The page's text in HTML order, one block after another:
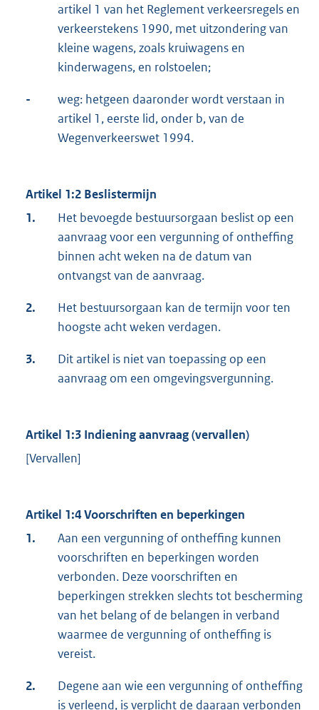
artikel 1 van het Reglement verkeersregels en
verkeerstekens 1990, met uitzondering van
kleine wagens, zoals kruiwagens en
kinderwagens, en rolstoelen;
-
weg: hetgeen daaronder wordt verstaan in
artikel 1, eerste lid, onder b, van de
Wegenverkeerswet 1994.
Artikel 1:2 Beslistermijn
1.
Het bevoegde bestuursorgaan beslist op een
aanvraag voor een vergunning of ontheffing
binnen acht weken na de datum van
ontvangst van de aanvraag.
2.
Het bestuursorgaan kan de termijn voor ten
hoogste acht weken verdagen.
3.
Dit artikel is niet van toepassing op een
aanvraag om een omgevingsvergunning.
Artikel 1:3 Indiening aanvraag (vervallen)
[Vervallen]
Artikel 1:4 Voorschriften en beperkingen
1.
Aan een vergunning of ontheffing kunnen
voorschriften en beperkingen worden
verbonden. Deze voorschriften en
beperkingen strekken slechts tot bescherming
van het belang of de belangen in verband
waarmee de vergunning of ontheffing is
vereist.
2.
Degene aan wie een vergunning of ontheffing
is verleend, is verplicht de daaraan verbonden